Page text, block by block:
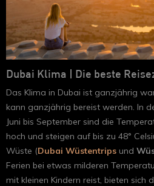
Dubai Klima | Die beste
Das Klima in Dubai ist ganzjährig
kann ganzjährig bereist werden. In
Juni bis September sind die
hoch und steigen auf bis zu 48°
Wüste (Dubai Wüstentrips und
Ferien bei etwas milderen
mit kleinen Kindern reist, bieten sich